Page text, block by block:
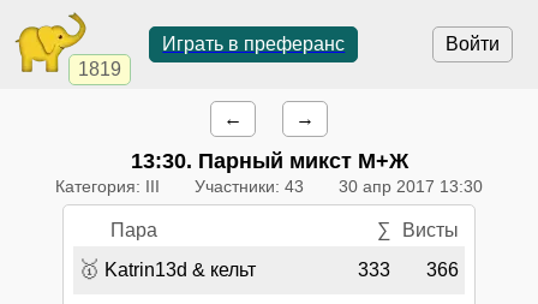
1819
Войти
Играть в преферанс
← →
13:30. Парный микст М+Ж
Категория: III Участники: 43 30 апр 2017 13:30
Пара ∑ Висты
🥇 Katrin13d & кельт 333 366